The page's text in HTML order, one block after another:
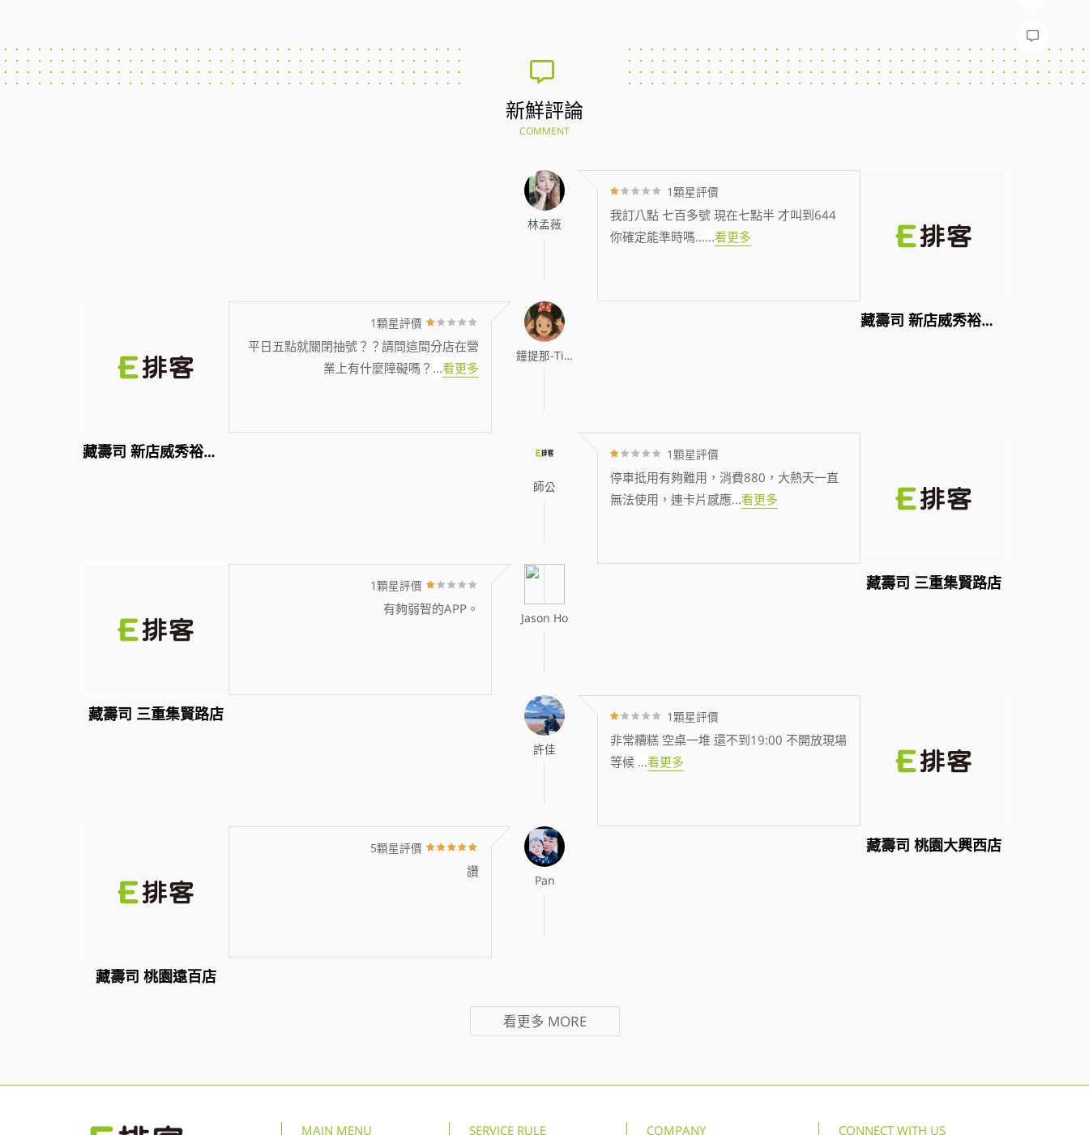
新鮮評論
COMMENT
林孟薇
1顆星評價
我訂八點 七百多號 現在七點半 才叫到644
你確定能準時嗎…...看更多
藏壽司 新店威秀裕隆店
鐘提那-Tina
1顆星評價
平日五點就關閉抽號？？請問這間分店在營
業上有什麼障礙嗎？ ...看更多
藏壽司 新店威秀裕隆店
師公
1顆星評價
停車抵用有夠難用，消費880，大熱天一直
無法使用，連卡片感應...看更多
藏壽司 三重集賢路店
Jason Ho
1顆星評價
有夠弱智的APP。
藏壽司 三重集賢路店
許佳
1顆星評價
非常糟糕 空桌一堆 還不到19:00 不開放現場
等候 ...看更多
藏壽司 桃園大興西店
Pan
5顆星評價
讚
藏壽司 桃園遠百店
看更多 MORE
MAIN MENU SERVICE RULE COMPANY CONNECT WITH US